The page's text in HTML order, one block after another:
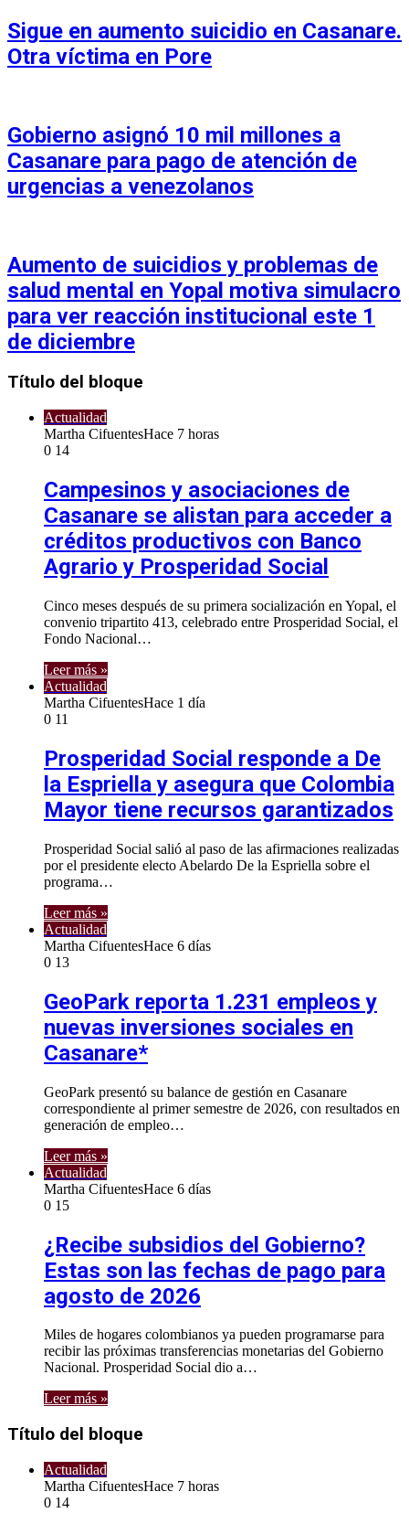
Sigue en aumento suicidio en Casanare.
Otra víctima en Pore
Gobierno asignó 10 mil millones a
Casanare para pago de atención de
urgencias a venezolanos
Aumento de suicidios y problemas de
salud mental en Yopal motiva simulacro
para ver reacción institucional este 1
de diciembre
Título del bloque
Actualidad
Martha CifuentesHace 7 horas
0 14
Campesinos y asociaciones de
Casanare se alistan para acceder a
créditos productivos con Banco
Agrario y Prosperidad Social
Cinco meses después de su primera socialización en Yopal, el
convenio tripartito 413, celebrado entre Prosperidad Social, el
Fondo Nacional…
Leer más »
Actualidad
Martha CifuentesHace 1 día
0 11
Prosperidad Social responde a De
la Espriella y asegura que Colombia
Mayor tiene recursos garantizados
Prosperidad Social salió al paso de las afirmaciones realizadas
por el presidente electo Abelardo De la Espriella sobre el
programa…
Leer más »
Actualidad
Martha CifuentesHace 6 días
0 13
GeoPark reporta 1.231 empleos y
nuevas inversiones sociales en
Casanare*
GeoPark presentó su balance de gestión en Casanare
correspondiente al primer semestre de 2026, con resultados en
generación de empleo…
Leer más »
Actualidad
Martha CifuentesHace 6 días
0 15
¿Recibe subsidios del Gobierno?
Estas son las fechas de pago para
agosto de 2026
Miles de hogares colombianos ya pueden programarse para
recibir las próximas transferencias monetarias del Gobierno
Nacional. Prosperidad Social dio a…
Leer más »
Título del bloque
Actualidad
Martha CifuentesHace 7 horas
0 14